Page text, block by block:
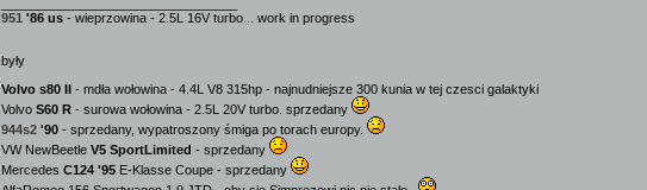
951 '86 us - wieprzowina - 2.5L 16V turbo... work in progress
były
Volvo s80 II - mdła wołowina - 4.4L V8 315hp - najnudniejsze 300 kunia w tej czesci galaktyki
Volvo S60 R - surowa wołowina - 2.5L 20V turbo. sprzedany
944s2 '90 - sprzedany, wypatroszony śmiga po torach europy.
VW NewBeetle V5 SportLimited - sprzedany
Mercedes C124 '95 E-Klasse Coupe - sprzedany